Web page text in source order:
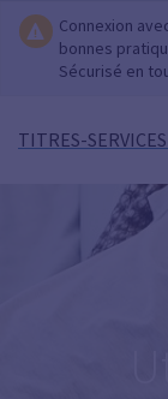
Connexion
bonnes
Sécurisé en
TITRES-